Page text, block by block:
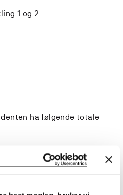
1 og 2
ha følgende totale